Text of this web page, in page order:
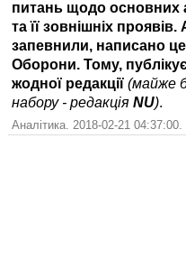
питань щодо основних
та її зовнішніх
запевнили, написано це
Оборони. Тому,
жодної редакції (майже
набору - редакція NU).
Аналітика. 2018-02-21